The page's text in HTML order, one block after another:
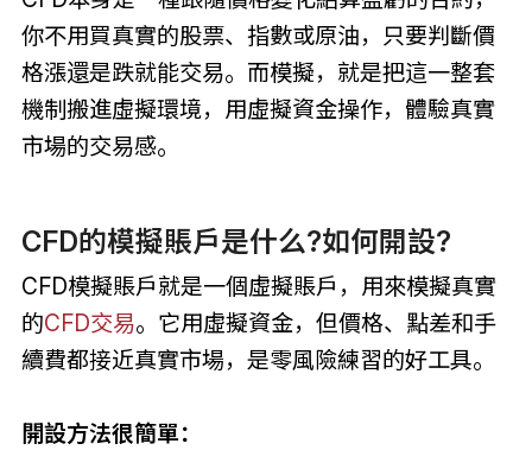
你不用買真實的股票、指數或原油，只要判斷價
格漲還是跌就能交易。而模擬，就是把這一整套
機制搬進虛擬環境，用虛擬資金操作，體驗真實
市場的交易感。
CFD的模擬賬戶是什么?如何開設?
CFD模擬賬戶就是一個虛擬賬戶，用來模擬真實
的CFD交易。它用虛擬資金，但價格、點差和手
續費都接近真實市場，是零風險練習的好工具。
開設方法很簡單：